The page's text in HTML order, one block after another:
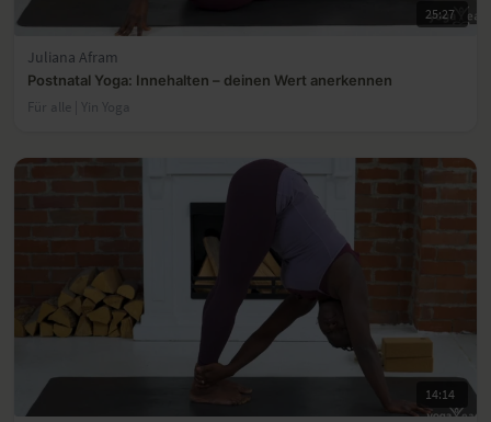
25:27
Juliana Afram
Postnatal Yoga: Innehalten – deinen Wert anerkennen
Für alle | Yin Yoga
14:14